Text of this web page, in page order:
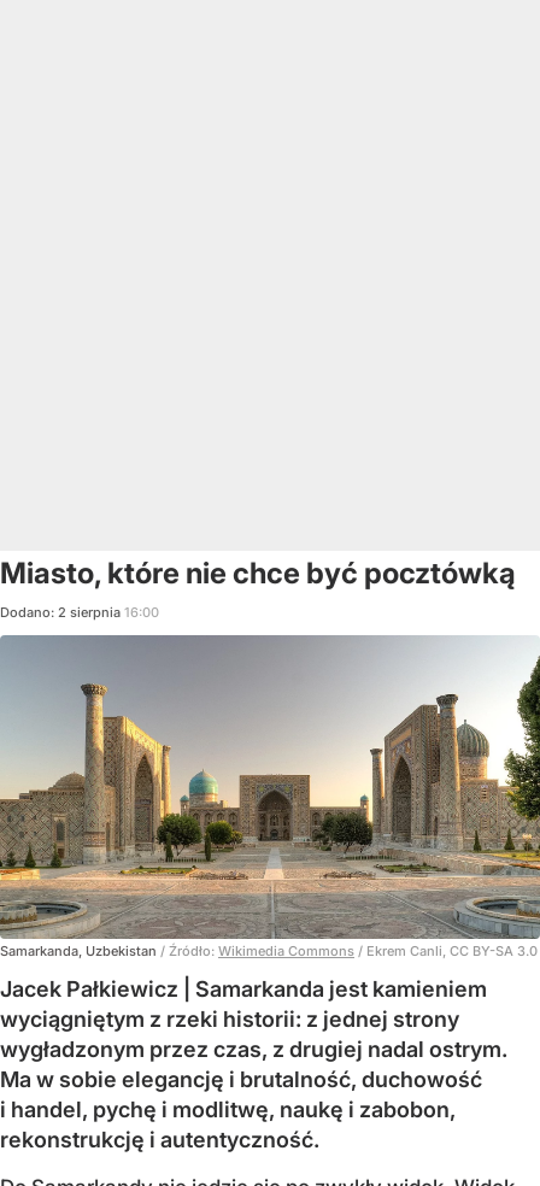
Miasto, które nie chce być pocztówką
Dodano: 2 sierpnia 16:00
Samarkanda, Uzbekistan / Źródło: Wikimedia Commons / Ekrem Canli, CC BY-SA 3.0
Jacek Pałkiewicz | Samarkanda jest kamieniem
wyciągniętym z rzeki historii: z jednej strony
wygładzonym przez czas, z drugiej nadal ostrym.
Ma w sobie elegancję i brutalność, duchowość
i handel, pychę i modlitwę, naukę i zabobon,
rekonstrukcję i autentyczność.